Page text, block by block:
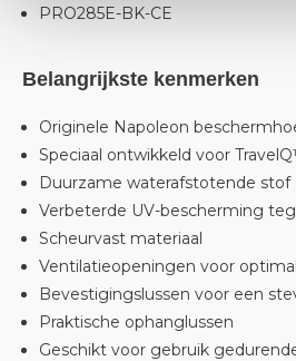
PRO285E-BK-CE
Belangrijkste kenmerken
Originele Napoleon
Speciaal ontwikkeld voor
Duurzame waterafstotende stof
Verbeterde UV-bescherming
Scheurvast materiaal
Ventilatieopeningen voor
Bevestigingslussen voor een
Praktische ophanglussen
Geschikt voor gebruik